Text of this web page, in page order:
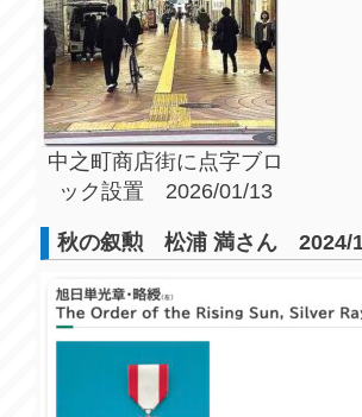
中之町商店街に点字ブロ
ック設置 2026/01/13
秋の叙勲 松浦 満さん 2024/